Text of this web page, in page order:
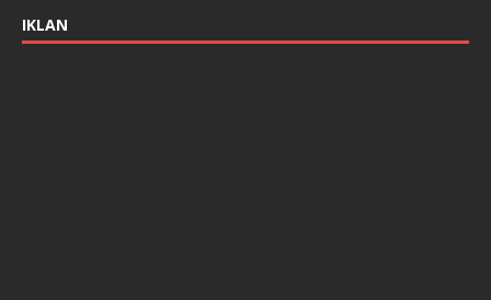
IKLAN